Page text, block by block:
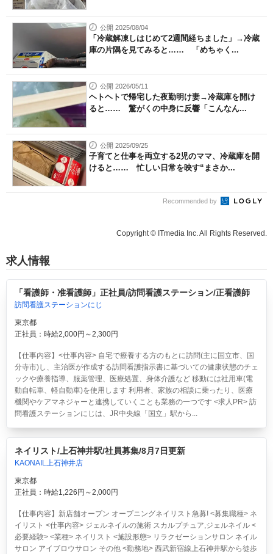
公開 2025/08/04
「冷蔵解凍しはじめて2週間経ちました」→冷蔵
庫の片隅を見てみると…… 「めちゃく...
公開 2026/05/11
ヘトヘトで帰宅した夜勤明け妻→冷蔵庫を開け
ると…… 驚がくの中身に反響「こんなん...
公開 2025/09/25
子育てと仕事を両立する2児のママ、冷蔵庫を開
けると…… 忙しい日常を映す“まさか...
Recommended by
Copyright © ITmedia Inc. All Rights Reserved.
求人情報
「看護師・准看護師」正社員/訪問看護ステーション/正看護師
訪問看護ステーションにじ
東京都
正社員：時給2,000円～2,300円
【仕事内容】<仕事内容> 自宅で療養する方のもとに訪問(主に国立市、国
分寺市)し、主治医が作成する訪問看護指示書に基づいての健康状態のチェ
ックや療養指導、服薬管理、医療処置、身体介護など 移動には社用車(電
動自転車、軽自動車)を使用します 利用者、家族の相談に乗ったり、医療
機関やケアマネジャーと連携していくことも業務の一つです <求人PR> 訪
問看護ステーションにじは、JR中央線「国立」駅から...
ネイリスト/上石神井駅/社員募集/8月7日更新
KAONAIL上石神井店
東京都
正社員：時給1,226円～2,000円
【仕事内容】新店舗オープン オープニングネイリスト急募! <募集職種> ネ
イリスト <仕事内容> ジェルネイルの施術 スカルプチュア,ジェルネイル <
必要経験> <業種> ネイリスト <施設形態> リラクゼーションサロン ネイル
サロン アイブロウサロン その他 <勤務地> 西武新宿線上石神井駅から徒歩